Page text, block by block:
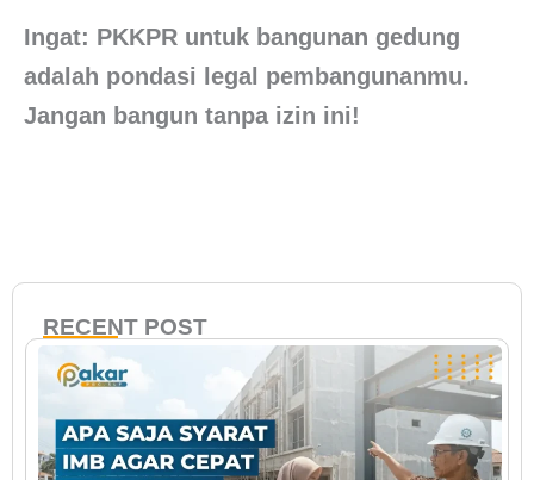
Ingat: PKKPR untuk bangunan gedung
adalah pondasi legal pembangunanmu.
Jangan bangun tanpa izin ini!
RECENT POST